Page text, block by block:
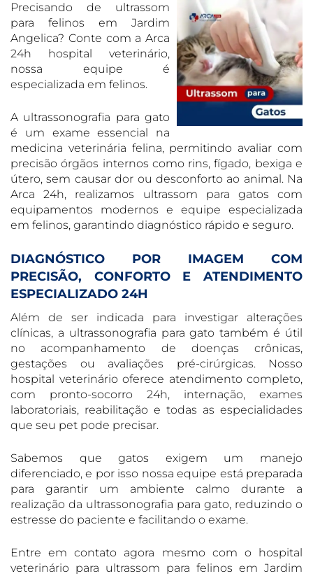
Precisando de ultrassom
para felinos em Jardim
Angelica? Conte com a Arca
24h hospital veterinário,
nossa equipe é
especializada em felinos.
A ultrassonografia para gato
é um exame essencial na
medicina veterinária felina, permitindo avaliar com
precisão órgãos internos como rins, fígado, bexiga e
útero, sem causar dor ou desconforto ao animal. Na
Arca 24h, realizamos ultrassom para gatos com
equipamentos modernos e equipe especializada
em felinos, garantindo diagnóstico rápido e seguro.
DIAGNÓSTICO POR IMAGEM COM
PRECISÃO, CONFORTO E ATENDIMENTO
ESPECIALIZADO 24H
Além de ser indicada para investigar alterações
clínicas, a ultrassonografia para gato também é útil
no acompanhamento de doenças crônicas,
gestações ou avaliações pré-cirúrgicas. Nosso
hospital veterinário oferece atendimento completo,
com pronto-socorro 24h, internação, exames
laboratoriais, reabilitação e todas as especialidades
que seu pet pode precisar.
Sabemos que gatos exigem um manejo
diferenciado, e por isso nossa equipe está preparada
para garantir um ambiente calmo durante a
realização da ultrassonografia para gato, reduzindo o
estresse do paciente e facilitando o exame.
Entre em contato agora mesmo com o hospital
veterinário para ultrassom para felinos em Jardim